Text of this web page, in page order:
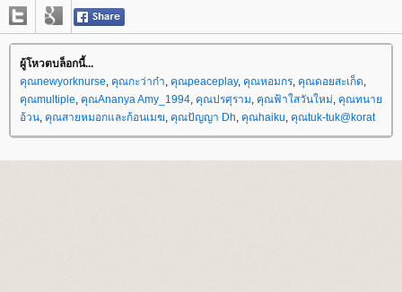
ผู้โหวตบล็อกนี้...
คุณnewyorknurse, คุณกะว่าก๋า, คุณpeaceplay, คุณหอมกร, คุณดอยสะเก็ด,
คุณmultiple, คุณAnanya Amy_1994, คุณปรศุราม, คุณฟ้าใสวันใหม่, คุณทนา
อ้วน, คุณสายหมอกและก้อนเมฆ, คุณปัญญา Dh, คุณhaiku, คุณtuk-tuk@korat